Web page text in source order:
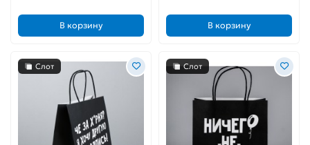
В корзину В корзину
Слот Слот